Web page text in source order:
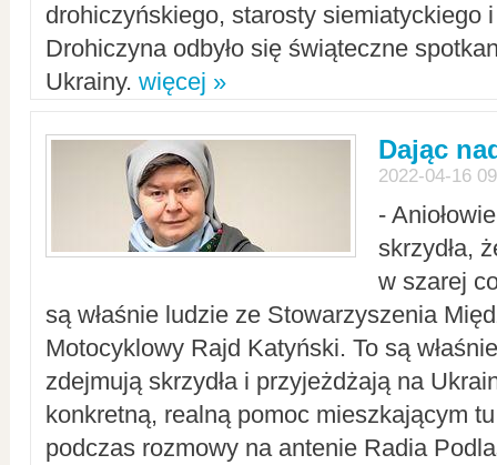
drohiczyńskiego, starosty siemiatyckiego
Drohiczyna odbyło się świąteczne
Ukrainy. więcej »
Dając
2022-04-16
-
skrzydła,
w szarej
są właśnie ludzie ze Stowarzyszenia
Motocyklowy Rajd Katyński. To są
zdejmują skrzydła i przyjeżdżają na
konkretną, realną pomoc mieszkającym
podczas rozmowy na antenie Radia